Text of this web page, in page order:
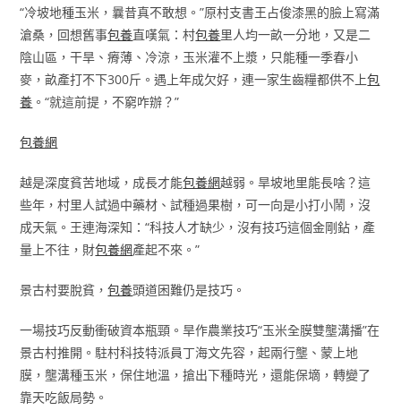
“冷坡地種玉米，曩昔真不敢想。”原村支書王占俊漆黑的臉上寫滿
滄桑，回想舊事包養直嘆氣：村包養里人均一畝一分地，又是二
陰山區，干旱、瘠薄、冷涼，玉米灌不上漿，只能種一季春小
麥，畝產打不下300斤。遇上年成欠好，連一家生齒糧都供不上包
養 。“就這前提，不窮咋辦？”
包養網
越是深度貧苦地域，成長才能包養網越弱。旱坡地里能長啥？這
些年，村里人試過中藥材、試種過果樹，可一向是小打小鬧，沒
成天氣。王連海深知：“科技人才缺少，沒有技巧這個金剛鉆，產
量上不往，財包養網產起不來。”
景古村要脫貧，包養頭道困難仍是技巧。
一場技巧反動衝破資本瓶頸。旱作農業技巧“玉米全膜雙壟溝播”在
景古村推開。駐村科技特派員丁海文先容，起兩行壟、蒙上地
膜，壟溝種玉米，保住地溫，搶出下種時光，還能保墑，轉變了
靠天吃飯局勢。